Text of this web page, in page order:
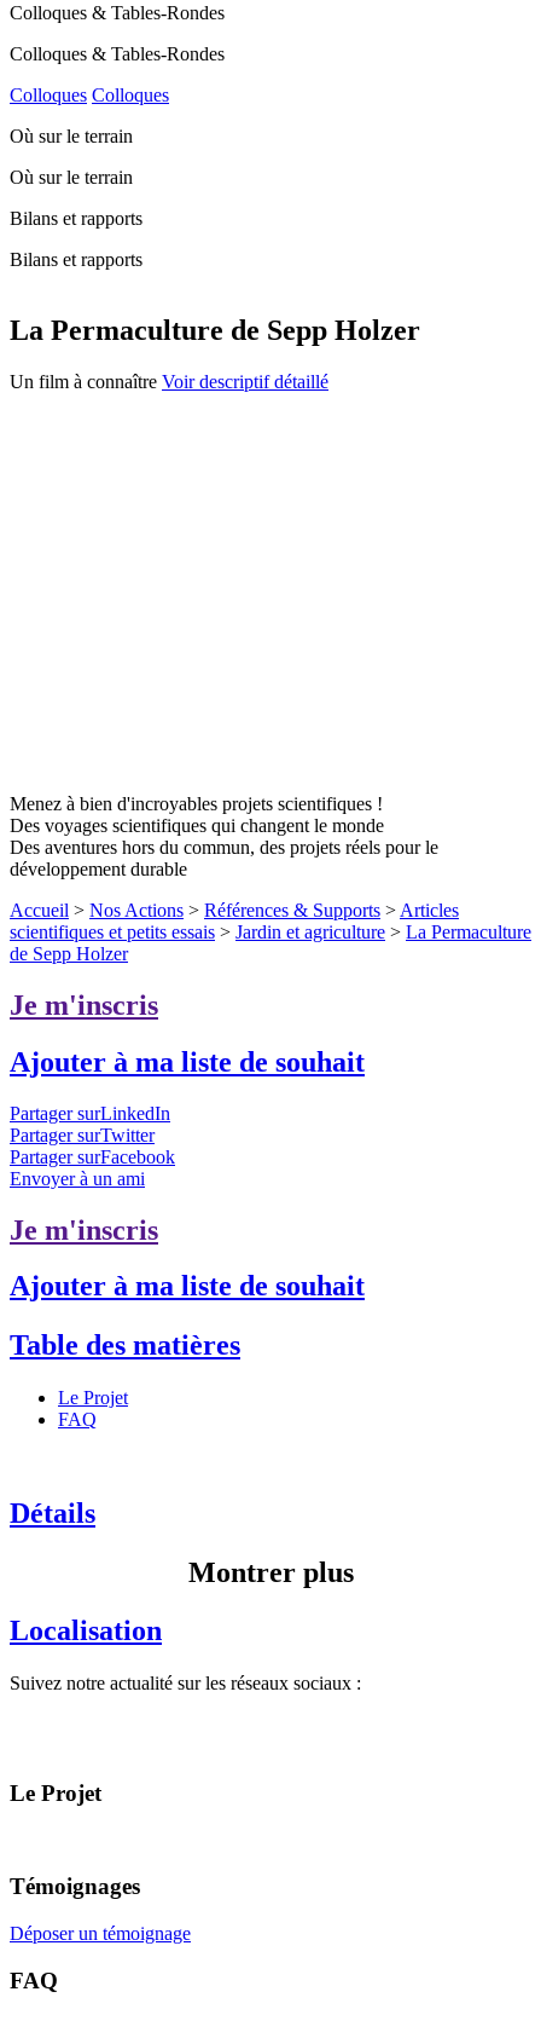
Colloques & Tables-Rondes
Colloques & Tables-Rondes
Colloques Colloques
Où sur le terrain
Où sur le terrain
Bilans et rapports
Bilans et rapports
La Permaculture de Sepp Holzer
Un film à connaître Voir descriptif détaillé
Menez à bien d'incroyables projets scientifiques !
Des voyages scientifiques qui changent le monde
Des aventures hors du commun, des projets réels pour le
développement durable
Accueil > Nos Actions > Références & Supports > Articles
scientifiques et petits essais > Jardin et agriculture > La Permaculture
de Sepp Holzer
Je m'inscris
Ajouter à ma liste de souhait
Partager surLinkedIn
Partager surTwitter
Partager surFacebook
Envoyer à un ami
Je m'inscris
Ajouter à ma liste de souhait
Table des matières
Le Projet
FAQ
Détails
Montrer plus
Localisation
Suivez notre actualité sur les réseaux sociaux :
Le Projet
Témoignages
Déposer un témoignage
FAQ